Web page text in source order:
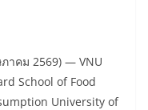
าคม 2569) — VNU
School of Food
University of